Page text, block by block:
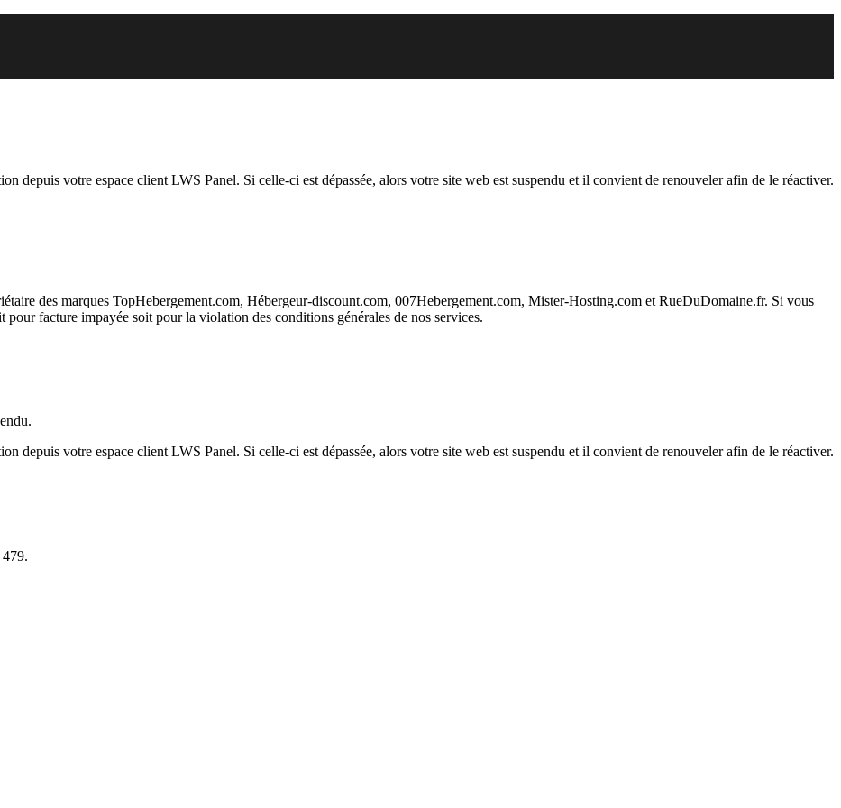
depuis votre espace client LWS Panel. Si celle-ci est dépassée, alors votre site web est suspendu et il convient de renouveler afin de le réactiver.
des marques TopHebergement.com, Hébergeur-discount.com, 007Hebergement.com, Mister-Hosting.com et RueDuDomaine.fr. Si vous
pour facture impayée soit pour la violation des conditions générales de nos services.
depuis votre espace client LWS Panel. Si celle-ci est dépassée, alors votre site web est suspendu et il convient de renouveler afin de le réactiver.